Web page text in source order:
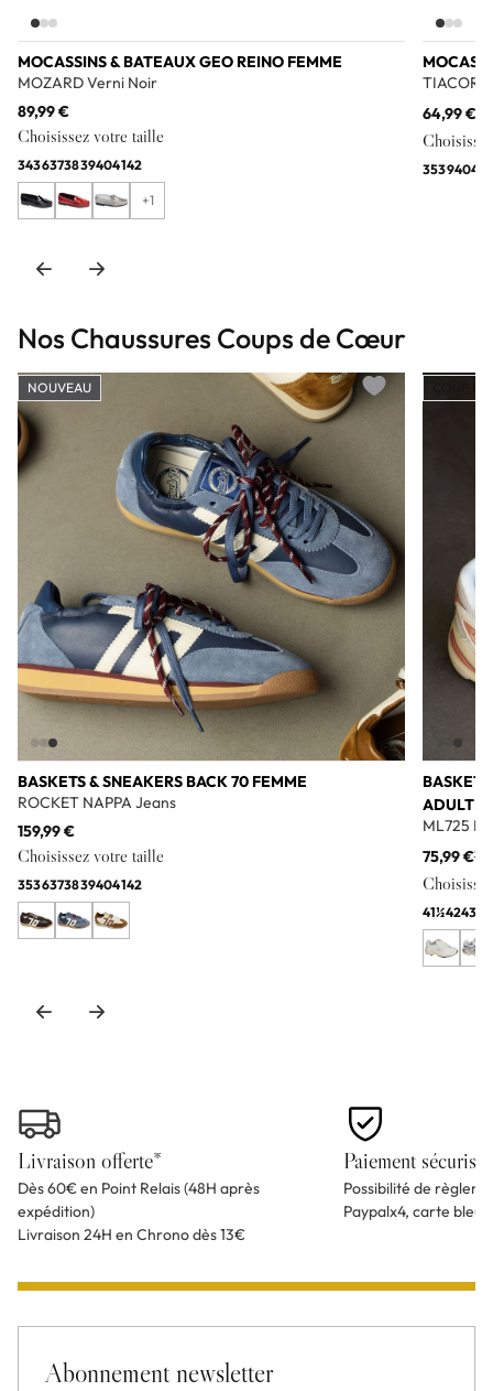
MOCASSINS & BATEAUX GEO REINO FEMME
MOZARD Verni Noir
89,99 €
Choisissez votre taille
3436373839404142
+1
64,99 €
35394041
Nos Chaussures Coups de Cœur
BASKETS & SNEAKERS BACK 70 FEMME
ROCKET NAPPA Jeans
159,99 €
Choisissez votre taille
3536373839404142
NOUVEAU
Add to wishlist
ADULTE
ML725
75,99 €
41½4243
Livraison offerte*
Dès 60€ en Point Relais (48H après
expédition)
Livraison 24H en Chrono dès 13€
Paiement sécurisé
Possibilité de
Paypalx4, carte
Abonnement newsletter